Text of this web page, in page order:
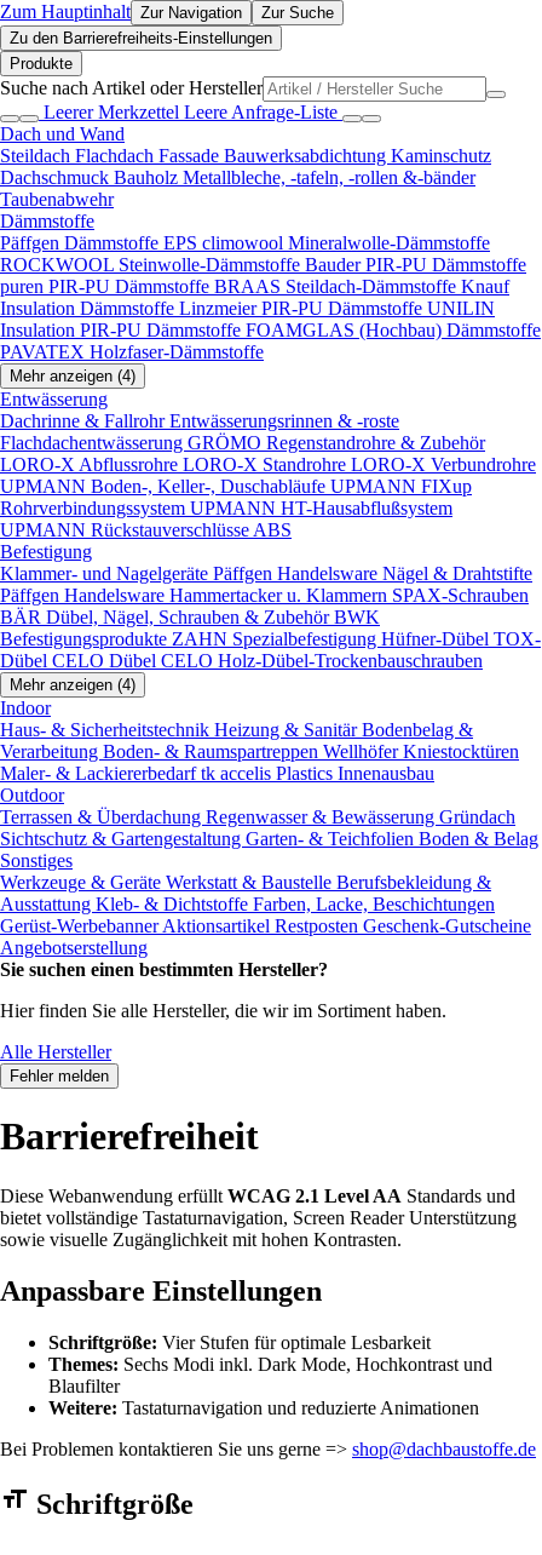
Zum Hauptinhalt Zur Navigation
Zur Suche
Zu den Barrierefreiheits-Einstellungen
Produkte
Suche nach Artikel oder Hersteller
Leerer Merkzettel Leere Anfrage-Liste
Dach und Wand
Steildach Flachdach Fassade Bauwerksabdichtung Kaminschutz
Dachschmuck Bauholz Metallbleche, -tafeln, -rollen &-bänder
Taubenabwehr
Dämmstoffe
Päffgen Dämmstoffe EPS climowool Mineralwolle-Dämmstoffe
ROCKWOOL Steinwolle-Dämmstoffe Bauder PIR-PU Dämmstoffe
puren PIR-PU Dämmstoffe BRAAS Steildach-Dämmstoffe Knauf
Insulation Dämmstoffe Linzmeier PIR-PU Dämmstoffe UNILIN
Insulation PIR-PU Dämmstoffe FOAMGLAS (Hochbau) Dämmstoffe
PAVATEX Holzfaser-Dämmstoffe
Mehr anzeigen (4)
Entwässerung
Dachrinne & FallrohrEntwässerungsrinnen & -roste
Flachdachentwässerung GRÖMO Regenstandrohre & Zubehör
LORO-X Abflussrohre LORO-X Standrohre LORO-X Verbundrohre
UPMANN Boden-, Keller-, Duschabläufe UPMANN FIXup
Rohrverbindungssystem UPMANN HT-Hausabflußsystem
UPMANN Rückstauverschlüsse ABS
Befestigung
Klammer- und Nagelgeräte Päffgen Handelsware Nägel & Drahtstifte
Päffgen Handelsware Hammertacker u. Klammern SPAX-Schrauben
BÄR Dübel, Nägel, Schrauben & ZubehörBWK
Befestigungsprodukte ZAHN Spezialbefestigung Hüfner-Dübel TOX-
Dübel CELO Dübel CELO Holz-Dübel-Trockenbauschrauben
Mehr anzeigen (4)
Indoor
Haus- & Sicherheitstechnik Heizung & SanitärBodenbelag &
Verarbeitung Boden- & Raumspartreppen Wellhöfer Kniestocktüren
Maler- & Lackiererbedarftk accelis Plastics Innenausbau
Outdoor
Terrassen & Überdachung Regenwasser & Bewässerung Gründach
Sichtschutz & Gartengestaltung Garten- & Teichfolien Boden & Belag
Sonstiges
Werkzeuge & Geräte Werkstatt & Baustelle Berufsbekleidung &
Ausstattung Kleb- & Dichtstoffe Farben, Lacke, Beschichtungen
Gerüst-WerbebannerAktionsartikel Restposten Geschenk-Gutscheine
Angebotserstellung
Sie suchen einen bestimmten Hersteller?
Hier finden Sie alle Hersteller, die wir im Sortiment haben.
Alle Hersteller
Fehler melden
Barrierefreiheit
Diese Webanwendung erfüllt WCAG 2.1 Level AA Standards und
bietet vollständige Tastaturnavigation, Screen Reader Unterstützung
sowie visuelle Zugänglichkeit mit hohen Kontrasten.
Anpassbare Einstellungen
Schriftgröße: Vier Stufen für optimale Lesbarkeit
Themes: Sechs Modi inkl. Dark Mode, Hochkontrast und
Blaufilter
Weitere: Tastaturnavigation und reduzierte Animationen
Bei Problemen kontaktieren Sie uns gerne => shop@dachbaustoffe.de
Barrierefreiheit Einstellungen Formular
Schriftgröße